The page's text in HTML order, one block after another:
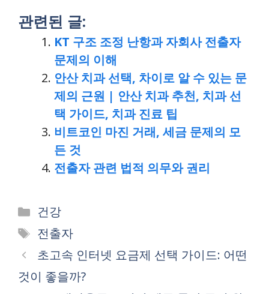
관련된 글:
KT 구조 조정 난항과 자회사 전출자
문제의 이해
안산 치과 선택, 차이로 알 수 있는 문
제의 근원 | 안산 치과 추천, 치과 선
택 가이드, 치과 진료 팁
비트코인 마진 거래, 세금 문제의 모
든 것
전출자 관련 법적 의무와 권리
Categories
건강
Tags
전출자
초고속 인터넷 요금제 선택 가이드: 어떤
것이 좋을까?